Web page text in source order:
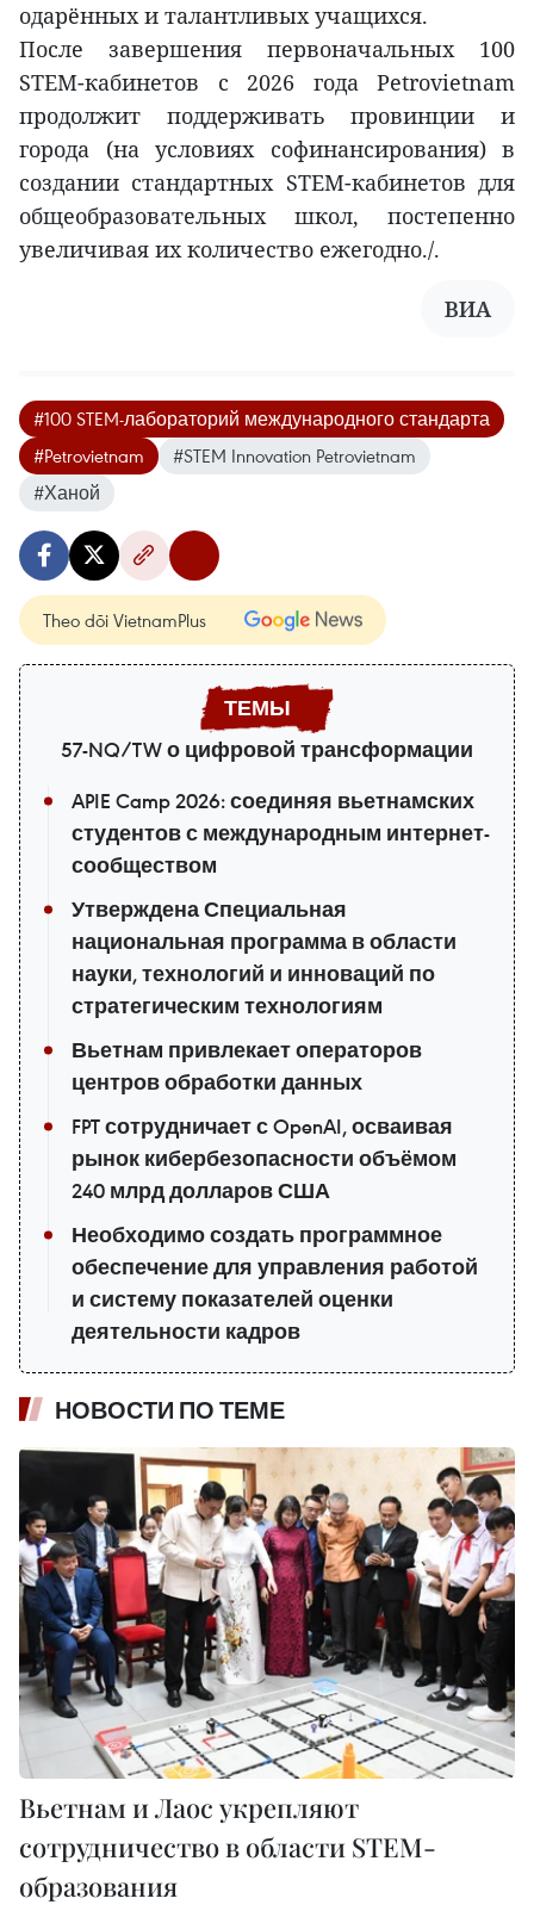
одарённых и талантливых учащихся.
После завершения первоначальных 100
STEM-кабинетов с 2026 года Petrovietnam
продолжит поддерживать провинции и
города (на условиях софинансирования) в
создании стандартных STEM-кабинетов для
общеобразовательных школ, постепенно
увеличивая их количество ежегодно./.
ВИА
#100 STEM-лабораторий международного стандарта
#Petrovietnam
#STEM Innovation Petrovietnam
#Ханой
Theo dõi VietnamPlus
57-NQ/TW о цифровой трансформации
APIE Camp 2026: соединяя вьетнамских
студентов с международным интернет-
сообществом
Утверждена Специальная
национальная программа в области
науки, технологий и инноваций по
стратегическим технологиям
Вьетнам привлекает операторов
центров обработки данных
FPT сотрудничает с OpenAI, осваивая
рынок кибербезопасности объёмом
240 млрд долларов США
Необходимо создать программное
обеспечение для управления работой
и систему показателей оценки
деятельности кадров
НОВОСТИ ПО ТЕМЕ
Вьетнам и Лаос укрепляют
сотрудничество в области STEM-
образования